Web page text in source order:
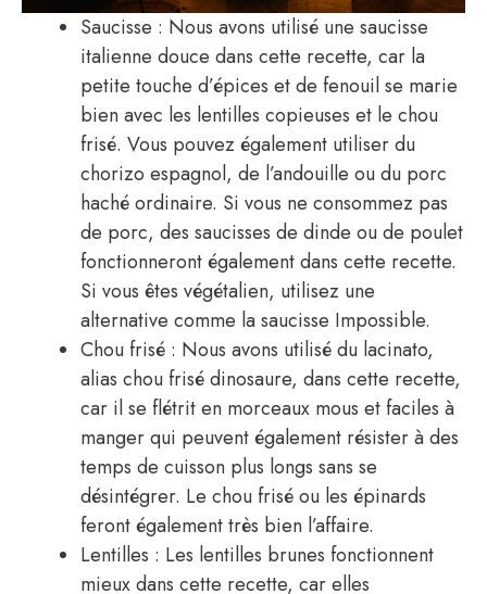
Saucisse : Nous avons utilisé une saucisse
italienne douce dans cette recette, car la
petite touche d’épices et de fenouil se marie
bien avec les lentilles copieuses et le chou
frisé. Vous pouvez également utiliser du
chorizo ​​espagnol, de l’andouille ou du porc
haché ordinaire. Si vous ne consommez pas
de porc, des saucisses de dinde ou de poulet
fonctionneront également dans cette recette.
Si vous êtes végétalien, utilisez une
alternative comme la saucisse Impossible.
Chou frisé : Nous avons utilisé du lacinato,
alias chou frisé dinosaure, dans cette recette,
car il se flétrit en morceaux mous et faciles à
manger qui peuvent également résister à des
temps de cuisson plus longs sans se
désintégrer. Le chou frisé ou les épinards
feront également très bien l’affaire.
Lentilles : Les lentilles brunes fonctionnent
mieux dans cette recette, car elles